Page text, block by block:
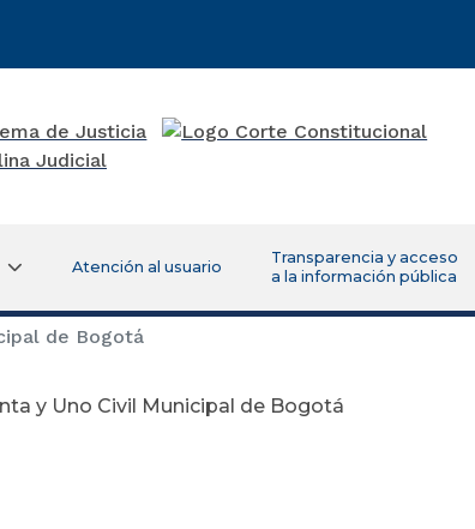
Atención al usuario
Transparencia y acceso
a la información pública
de Bogotá
y Uno Civil Municipal de Bogotá